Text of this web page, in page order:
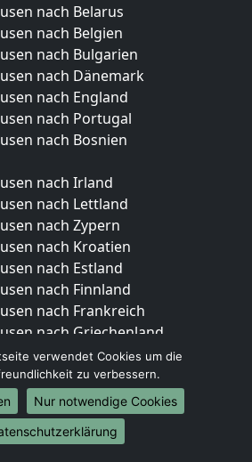
nach Belarus
nach Belgien
nach Bulgarien
nach Dänemark
nach England
nach Portugal
nach Bosnien
nach Irland
nach Lettland
nach Zypern
nach Kroatien
nach Estland
nach Finnland
nach Frankreich
nach Griechenland
nach Italien
nach Liechtenstein
nach Luxemburg
nach Niederlande
nach Norwegen
verwendet Cookies um die
zu verbessern.
Nur notwendige Cookies